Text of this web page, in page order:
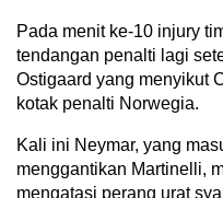
Pada menit ke-10 injury
tendangan penalti lagi
Ostigaard yang menyikut
kotak penalti Norwegia.
Kali ini Neymar, yang
menggantikan Martinelli,
mengatasi perang urat